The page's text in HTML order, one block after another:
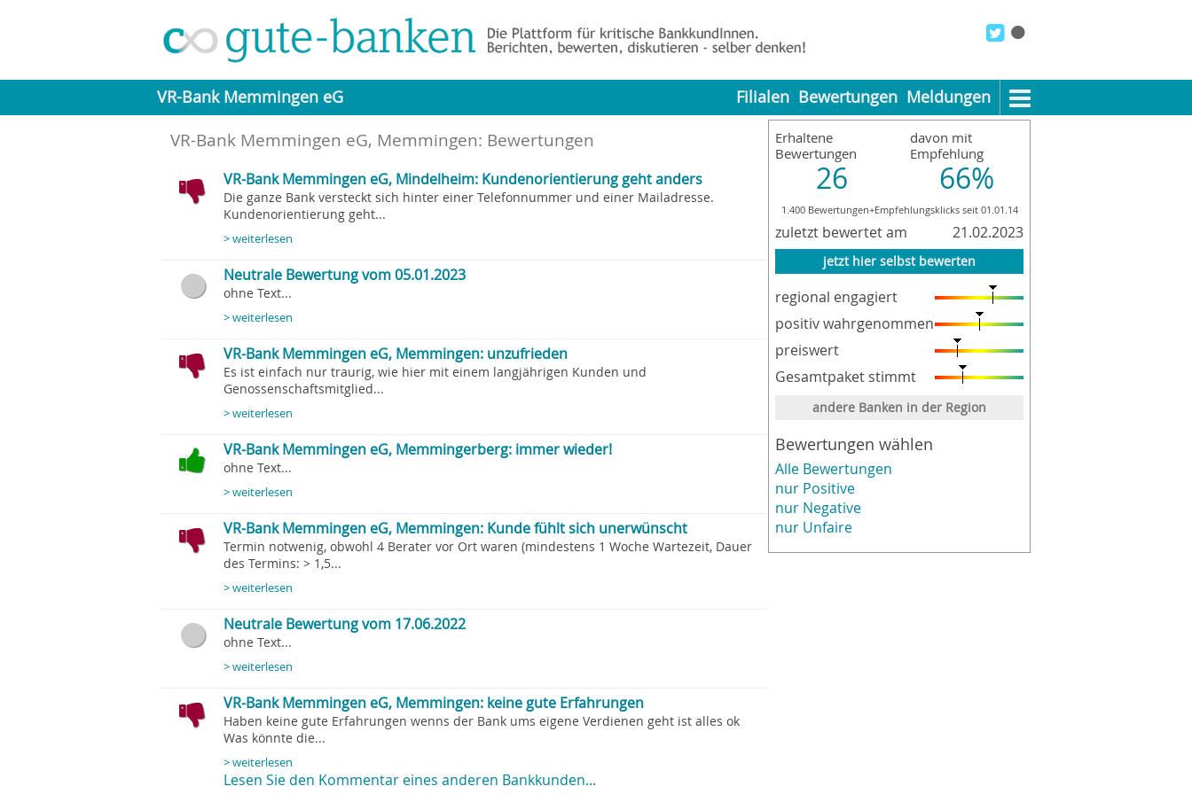
VR-Bank Memmingen eG Filialen Bewertungen Meldungen
Erhaltene
Bewertungen
26
davon mit
Empfehlung
66%
1.400 Bewertungen+Empfehlungsklicks seit 01.01.14
zuletzt bewertet am 21.02.2023
jetzt hier selbst bewerten
regional engagiert
positiv wahrgenommen
preiswert
Gesamtpaket stimmt
andere Banken in der Region
Bewertungen wählen
Alle Bewertungen
nur Positive
nur Negative
nur Unfaire
VR-Bank Memmingen eG, Memmingen: Bewertungen
VR-Bank Memmingen eG, Mindelheim: Kundenorientierung geht anders
Die ganze Bank versteckt sich hinter einer Telefonnummer und einer Mailadresse.
Kundenorientierung geht...
> weiterlesen
Neutrale Bewertung vom 05.01.2023
ohne Text...
> weiterlesen
VR-Bank Memmingen eG, Memmingen: unzufrieden
Es ist einfach nur traurig, wie hier mit einem langjährigen Kunden und
Genossenschaftsmitglied...
> weiterlesen
VR-Bank Memmingen eG, Memmingerberg: immer wieder!
ohne Text...
> weiterlesen
VR-Bank Memmingen eG, Memmingen: Kunde fühlt sich unerwünscht
Termin notwenig, obwohl 4 Berater vor Ort waren (mindestens 1 Woche Wartezeit, Dauer
des Termins: > 1,5...
> weiterlesen
Neutrale Bewertung vom 17.06.2022
ohne Text...
> weiterlesen
VR-Bank Memmingen eG, Memmingen: keine gute Erfahrungen
Haben keine gute Erfahrungen wenns der Bank ums eigene Verdienen geht ist alles ok
Was könnte die...
> weiterlesen
Lesen Sie den Kommentar eines anderen Bankkunden...